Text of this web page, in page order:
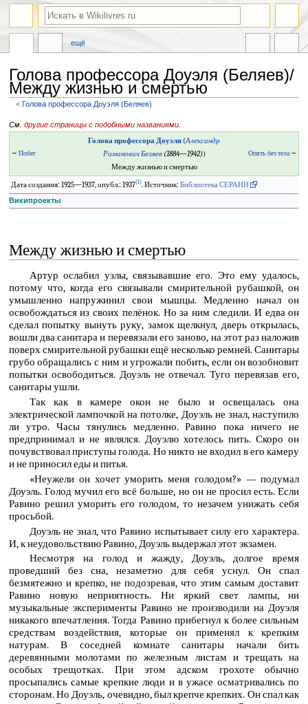
Голова профессора Доуэля (Беляев)/
Между жизнью и смертью
<Голова профессора Доуэля (Беляев)
Перейти
навигации
Перейти
поиску
См. другие страницы с подобными названиями.
← Побег
Голова профессора Доуэля (Александр
Романович Беляев(1884—1942))
Между жизнью и смертью
Опять без тела→
Дата создания: 1925—1937, опубл.: 1937[1]. Источник: Библиотека СЕРАНН
Википроекты
Между жизнью и смертью
Артур ослабил узлы, связывавшие его. Это ему удалось,
потому что, когда его связывали смирительной рубашкой, он
умышленно напружинил свои мышцы. Медленно начал он
освобождаться из своих пелёнок. Но за ним следили. И едва он
сделал попытку вынуть руку, замок щелкнул, дверь открылась,
вошли два санитара и перевязали его заново, на этот раз наложив
поверх смирительной рубашки ещё несколько ремней. Санитары
грубо обращались с ним и угрожали побить, если он возобновит
попытки освободиться. Доуэль не отвечал. Туго перевязав его,
санитары ушли.
Так как в камере окон не было и освещалась она
электрической лампочкой на потолке, Доуэль не знал, наступило
ли утро. Часы тянулись медленно. Равино пока ничего не
предпринимал и не являлся. Доуэлю хотелось пить. Скоро он
почувствовал приступы голода. Но никто не входил в его камеру
и не приносил еды и питья.
«Неужели он хочет уморить меня голодом?» — подумал
Доуэль. Голод мучил его всё больше, но он не просил есть. Если
Равино решил уморить его голодом, то незачем унижать себя
просьбой.
Доуэль не знал, что Равино испытывает силу его характера.
И, к неудовольствию Равино, Доуэль выдержал этот экзамен.
Несмотря на голод и жажду, Доуэль, долгое время
проведший без сна, незаметно для себя уснул. Он спал
безмятежно и крепко, не подозревая, что этим самым доставит
Равино новую неприятность. Ни яркий свет лампы, ни
музыкальные эксперименты Равино не производили на Доуэля
никакого впечатления. Тогда Равино прибегнул к более сильным
средствам воздействия, которые он применял к крепким
натурам. В соседней комнате санитары начали бить
деревянными молотами по железным листам и трещать на
особых трещотках. При этом адском грохоте обычно
просыпались самые крепкие люди и в ужасе осматривались по
сторонам. Но Доуэль, очевидно, был крепче крепких. Он спал как
ещё